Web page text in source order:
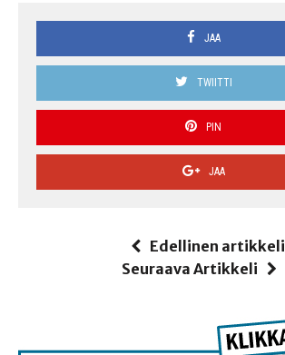
JAA
TWIITTI
PIN
JAA
Edellinen artikkeli
Seuraava Artikkeli